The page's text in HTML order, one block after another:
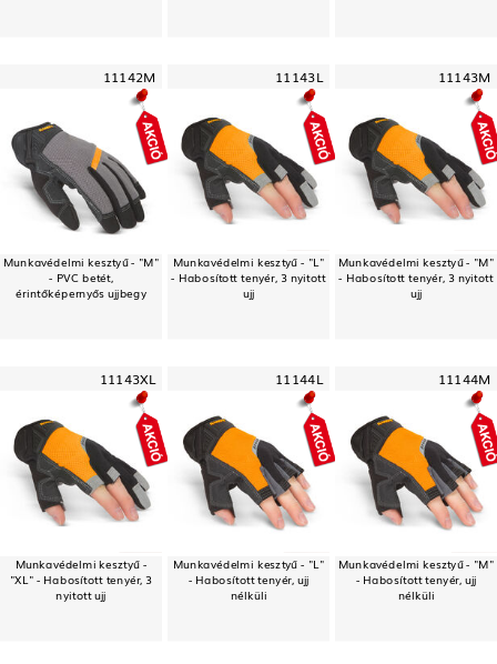
11142M
Munkavédelmi kesztyű - "M"
- PVC betét,
érintőképernyős ujjbegy
11143L
Munkavédelmi kesztyű - "L"
- Habosított tenyér, 3 nyitott
ujj
11143M
Munkavédelmi kesztyű - "M"
- Habosított tenyér, 3 nyitott
ujj
11143XL
Munkavédelmi kesztyű -
"XL" - Habosított tenyér, 3
nyitott ujj
11144L
Munkavédelmi kesztyű - "L"
- Habosított tenyér, ujj
nélküli
11144M
Munkavédelmi kesztyű - "M"
- Habosított tenyér, ujj
nélküli